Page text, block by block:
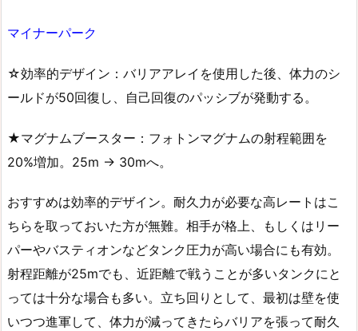
マイナーパーク
☆効率的デザイン：バリアアレイを使用した後、体力のシ
ールドが50回復し、自己回復のパッシブが発動する。
★マグナムブースター：フォトンマグナムの射程範囲を
20%増加。25m → 30mへ。
おすすめは効率的デザイン。耐久力が必要な高レートはこ
ちらを取っておいた方が無難。相手が格上、もしくはリー
パーやバスティオンなどタンク圧力が高い場合にも有効。
射程距離が25mでも、近距離で戦うことが多いタンクにと
っては十分な場合も多い。立ち回りとして、最初は壁を使
いつつ進軍して、体力が減ってきたらバリアを張って耐久